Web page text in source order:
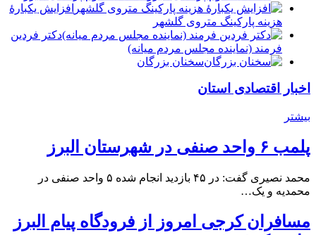
افزایش یکبارۀ
هزینه پارکینگ متروی گلشهر
دكتر فردين
فرمند (نماينده مجلس مردم میانه)
سخنان بزرگان
اخبار اقتصادی استان
بیشتر
پلمب ۶ واحد صنفی در شهرستان البرز
محمد نصیری گفت: در ۴۵ بازدید انجام شده ۵ واحد صنفی در
محمدیه و یک…
مسافران کرجی امروز از فرودگاه پیام البرز